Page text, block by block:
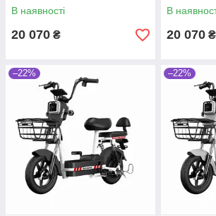
В наявності
20 070 ₴
В
20 070 ₴
–22% –22%